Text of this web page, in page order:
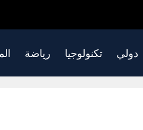
دولي تكنولوجيا رياضة